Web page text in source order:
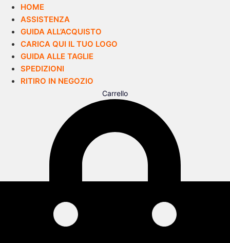
HOME
ASSISTENZA
GUIDA ALL’ACQUISTO
CARICA QUI IL TUO LOGO
GUIDA ALLE TAGLIE
SPEDIZIONI
RITIRO IN NEGOZIO
Carrello